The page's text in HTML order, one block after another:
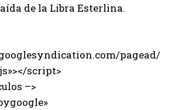
de la Libra Esterlina.
pagead/
script>
–>